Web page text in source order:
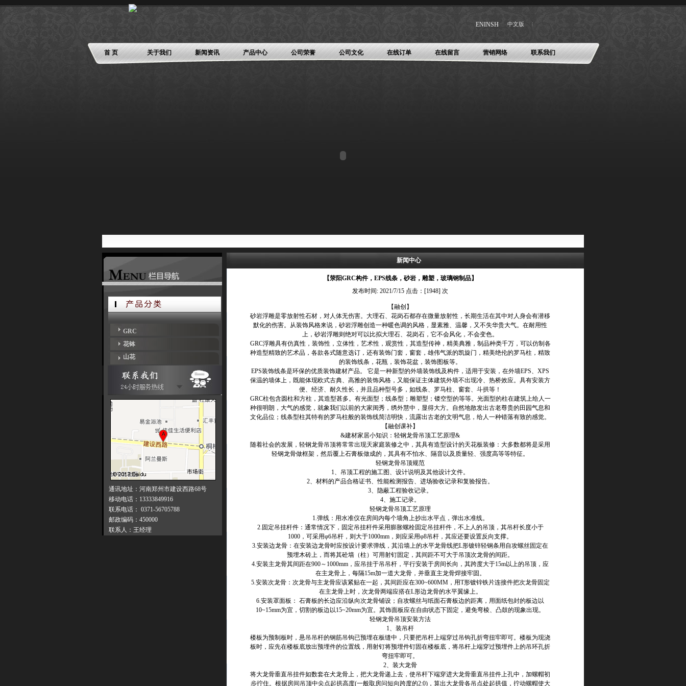
中文版
ENINSH
首 页 关于我们 新闻资讯 产品中心 公司荣誉 公司文化 在线订单 在线留言 营销网络 联系我们
新闻中心
【荥阳GRC构件，EPS线条，砂岩，雕塑，玻璃钢制品】
发布时间: 2021/7/15 点击：[1948] 次
【融创】
砂岩浮雕是零放射性石材，对人体无伤害。大理石、花岗石都存在微量放射性，长期生活在其中对人身会有潜移
默化的伤害。从装饰风格来说，砂岩浮雕创造一种暖色调的风格，显素雅、温馨，又不失华贵大气。在耐用性
上，砂岩浮雕则绝对可以比拟大理石、花岗石，它不会风化，不会变色。
GRC浮雕具有仿真性，装饰性，立体性，艺术性，观赏性，其造型传神，精美典雅，制品种类千万，可以仿制各
种造型精致的艺术品，各款各式随意选订，还有装饰门套，窗套，雄伟气派的凯旋门，精美绝伦的罗马柱，精致
的装饰线条，花瓶，装饰花盆，装饰图板等。
EPS装饰线条是环保的优质装饰建材产品。 它是一种新型的外墙装饰线及构件，适用于安装，在外墙EPS、XPS
保温的墙体上，既能体现欧式古典、高雅的装饰风格，又能保证主体建筑外墙不出现冷、热桥效应。具有安装方
便、经济、耐久性长，并且品种型号多，如线条、罗马柱、窗套、斗拱等！
GRC柱包含圆柱和方柱，其造型甚多。有光面型；线条型；雕塑型；镂空型的等等。光面型的柱在建筑上给人一
种很明朗，大气的感觉，就象我们以前的大家闺秀，绣外慧中，显得大方。自然地散发出古老尊贵的田园气息和
文化品位；线条型柱其特有的罗马柱般的装饰线简洁明快，流露出古老的文明气息，给人一种错落有致的感觉。
【融创课补】
&建材家居小知识：轻钢龙骨吊顶工艺原理&
随着社会的发展，轻钢龙骨吊顶将常常出现天家庭装修之中，其具有造型设计的天花板装修：大多数都将是采用
轻钢龙骨做框架，然后覆上石膏板做成的，其具有不怕水、隔音以及质量轻、强度高等等特征。
轻钢龙骨吊顶规范
1、吊顶工程的施工图、设计说明及其他设计文件。
2、材料的产品合格证书、性能检测报告、进场验收记录和复验报告。
3、隐蔽工程验收记录。
4、施工记录。
轻钢龙骨吊顶工艺原理
1.弹线：用水准仪在房间内每个墙角上抄出水平点，弹出水准线。
2.固定吊挂杆件：通常情况下，固定吊挂杆件采用膨胀螺栓固定吊挂杆件，不上人的吊顶，其吊杆长度小于
1000，可采用φ6吊杆，则大于1000mm，则应采用φ8吊杆，其应还要设置反向支撑。
3.安装边龙骨：在安装边龙骨时应按设计要求弹线，其沿墙上的水平龙骨线把L形镀锌轻钢条用自攻螺丝固定在
预埋木砖上，而将其砼墙（柱）可用射钉固定，其间距不可大于吊顶次龙骨的间距。
4.安装主龙骨其间距在900～1000mm，应吊挂于吊吊杆，平行安装于房间长向，其跨度大于15m以上的吊顶，应
在主龙骨上，每隔15m加一道大龙骨，并垂直主龙骨焊接牢固。
5.安装次龙骨：次龙骨与主龙骨应该紧贴在一起，其间距应在300~600MM，用T形镀锌铁片连接件把次龙骨固定
在主龙骨上时，次龙骨两端应搭在L形边龙骨的水平翼缘上。
6.安装罩面板： 石膏板的长边应沿纵向次龙骨铺设；自攻螺丝与纸面石膏板边的距离，用面纸包封的板边以
10~15mm为宜，切割的板边以15~20mm为宜。其饰面板应在自由状态下固定，避免弯棱、凸鼓的现象出现。
轻钢龙骨吊顶安装方法
1、装吊杆
楼板为预制板时，悬吊吊杆的钢筋吊钩已预埋在板缝中，只要把吊杆上端穿过吊钩孔折弯扭牢即可。楼板为现浇
板时，应先在楼板底放出预埋件的位置线，用射钉将预埋件钉固在楼板底，将吊杆上端穿过预埋件上的吊环孔折
弯扭牢即可。
2、装大龙骨
将大龙骨垂直吊挂件如数套在犬龙骨上，把大龙骨递上去，使吊杆下端穿进大龙骨垂直吊挂件上孔中，加螺帽初
步拧住。根据房间吊顶中尖点起拱高度(一般取房问短向跨度的2:0)，算出大龙骨各吊点处起拱值，拧动螺帽使大
GRC
花钵
山花
通讯地址：河南郑州市建设西路68号
移动电话：13333849916
联系电话： 0371-56705788
邮政编码：450000
联系人：王经理